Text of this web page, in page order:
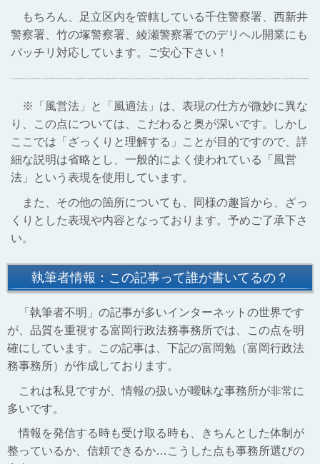
もちろん、足立区内を管轄している千住警察署、西新井
警察署、竹の塚警察署、綾瀬警察署でのデリヘル開業にも
バッチリ対応しています。ご安心下さい！
※「風営法」と「風適法」は、表現の仕方が微妙に異な
り、この点については、こだわると奥が深いです。しかし
ここでは「ざっくりと理解する」ことが目的ですので、詳
細な説明は省略とし、一般的によく使われている「風営
法」という表現を使用しています。
また、その他の箇所についても、同様の趣旨から、ざっ
くりとした表現や内容となっております。予めご了承下さ
い。
執筆者情報：この記事って誰が書いてるの？
「執筆者不明」の記事が多いインターネットの世界です
が、品質を重視する富岡行政法務事務所では、この点を明
確にしています。この記事は、下記の富岡勉（富岡行政法
務事務所）が作成しております。
これは私見ですが、情報の扱いが曖昧な事務所が非常に
多いです。
情報を発信する時も受け取る時も、きちんとした体制が
整っているか、信頼できるか…こうした点も事務所選びの